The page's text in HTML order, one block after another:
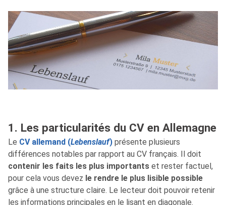
1. Les particularités du CV en Allemagne
Le CV allemand (Lebenslauf) présente plusieurs
différences notables par rapport au CV français. Il doit
contenir les faits les plus importants et rester factuel,
pour cela vous devez le rendre le plus lisible possible
grâce à une structure claire. Le lecteur doit pouvoir retenir
les informations principales en le lisant en diagonale.